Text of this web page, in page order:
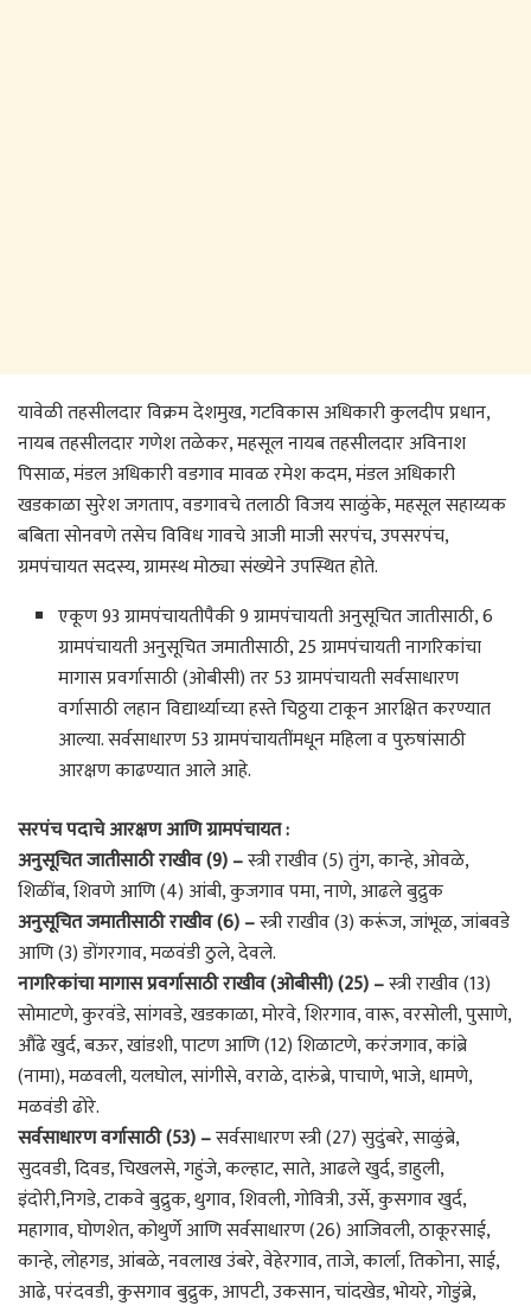
यावेळी तहसीलदार विक्रम देशमुख, गटविकास अधिकारी कुलदीप प्रधान,
नायब तहसीलदार गणेश तळेकर, महसूल नायब तहसीलदार अविनाश
पिसाळ, मंडल अधिकारी वडगाव मावळ रमेश कदम, मंडल अधिकारी
खडकाळा सुरेश जगताप, वडगावचे तलाठी विजय साळुंके, महसूल सहाय्यक
बबिता सोनवणे तसेच विविध गावचे आजी माजी सरपंच, उपसरपंच,
ग्रमपंचायत सदस्य, ग्रामस्थ मोठ्या संख्येने उपस्थित होते.
एकूण 93 ग्रामपंचायतीपैकी 9 ग्रामपंचायती अनुसूचित जातीसाठी, 6
ग्रामपंचायती अनुसूचित जमातीसाठी, 25 ग्रामपंचायती नागरिकांचा
मागास प्रवर्गासाठी (ओबीसी) तर 53 ग्रामपंचायती सर्वसाधारण
वर्गासाठी लहान विद्यार्थ्याच्या हस्ते चिठ्ठया टाकून आरक्षित करण्यात
आल्या. सर्वसाधारण 53 ग्रामपंचायतींमधून महिला व पुरुषांसाठी
आरक्षण काढण्यात आले आहे.
सरपंच पदाचे आरक्षण आणि ग्रामपंचायत :
अनुसूचित जातीसाठी राखीव (9) –स्त्री राखीव (5) तुंग, कान्हे, ओवळे,
शिळींब, शिवणे आणि (4) आंबी, कुजगाव पमा, नाणे, आढले बुद्रुक
अनुसूचित जमातीसाठी राखीव (6) –स्त्री राखीव (3) करूंज, जांभूळ, जांबवडे
आणि (3) डोंगरगाव, मळवंडी ठुले, देवले.
नागरिकांचा मागास प्रवर्गासाठी राखीव (ओबीसी) (25) –स्त्री राखीव (13)
सोमाटणे, कुरवंडे, सांगवडे, खडकाळा, मोरवे, शिरगाव, वारू, वरसोली, पुसाणे,
औंढे खुर्द, बऊर, खांडशी, पाटण आणि (12) शिळाटणे, करंजगाव, कांब्रे
(नामा), मळवली, यलघोल, सांगीसे, वराळे, दारुंब्रे, पाचाणे, भाजे, धामणे,
मळवंडी ढोरे.
सर्वसाधारण वर्गासाठी (53) –सर्वसाधारण स्त्री (27) सुदुंबरे, साळुंब्रे,
सुदवडी, दिवड, चिखलसे, गहुंजे, कल्हाट, साते, आढले खुर्द, डाहुली,
इंदोरी,निगडे, टाकवे बुद्रुक, थुगाव, शिवली, गोवित्री, उर्से, कुसगाव खुर्द,
महागाव, घोणशेत, कोथुर्णे आणि सर्वसाधारण (26) आजिवली, ठाकूरसाई,
कान्हे, लोहगड, आंबळे, नवलाख उंबरे, वेहेरगाव, ताजे, कार्ला, तिकोना, साई,
आढे, परंदवडी, कुसगाव बुद्रुक, आपटी, उकसान, चांदखेड, भोयरे, गोडुंब्रे,